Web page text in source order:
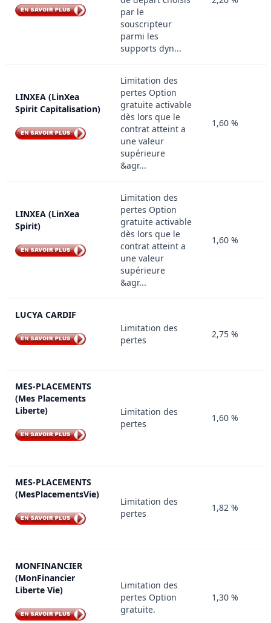
par le
souscripteur
parmi les
supports dyn...
LINXEA (LinXea
Spirit Capitalisation)
Limitation des
pertes Option
gratuite activable
dès lors que le
contrat atteint a
une valeur
supérieure
&agr...
1,60 %
LINXEA (LinXea
Spirit)
Limitation des
pertes Option
gratuite activable
dès lors que le
contrat atteint a
une valeur
supérieure
&agr...
1,60 %
LUCYA CARDIF
Limitation des
pertes
2,75 %
MES-PLACEMENTS
(Mes Placements
Liberte)
Limitation des
pertes
1,60 %
MES-PLACEMENTS
(MesPlacementsVie)
Limitation des
pertes
1,82 %
MONFINANCIER
(MonFinancier
Liberte Vie)
Limitation des
pertes Option
gratuite.
1,30 %